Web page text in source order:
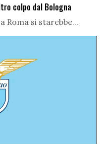
colpo dal Bologna
Roma si starebbe...